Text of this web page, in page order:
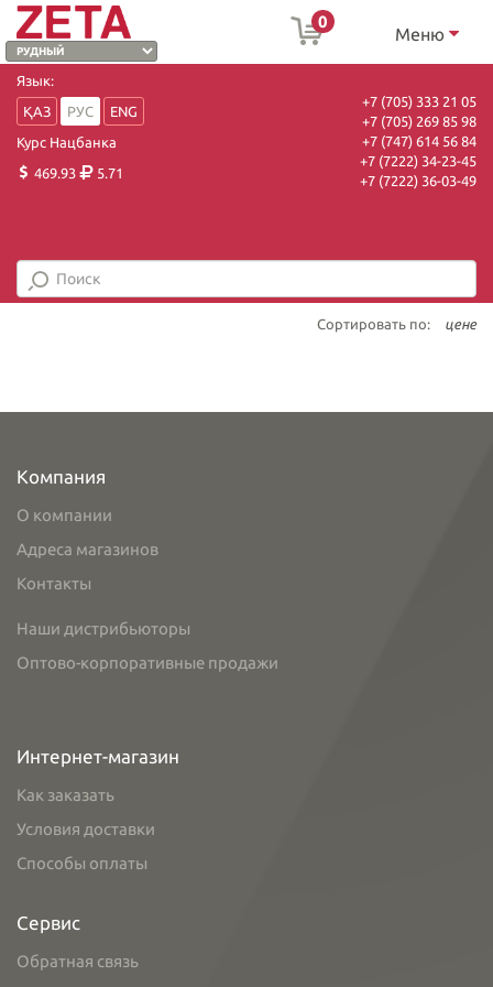
0
Меню
Язык:
ҚАЗ
РУС
ENG
Курс Нацбанка
469.93
5.71
+7 (705) 333 21 05
+7 (705) 269 85 98
+7 (747) 614 56 84
+7 (7222) 34-23-45
+7 (7222) 36-03-49
Сортировать по: цене
Компания
О компании
Адреса магазинов
Контакты
Наши дистрибьюторы
Оптово-корпоративные продажи
Интернет-магазин
Как заказать
Условия доставки
Способы оплаты
Сервис
Обратная связь